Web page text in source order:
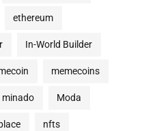
ethereum
In-World Builder
memecoins
minado Moda
nfts